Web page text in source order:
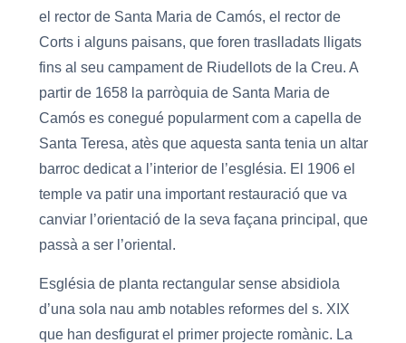
el rector de Santa Maria de Camós, el rector de
Corts i alguns paisans, que foren traslladats lligats
fins al seu campament de Riudellots de la Creu. A
partir de 1658 la parròquia de Santa Maria de
Camós es conegué popularment com a capella de
Santa Teresa, atès que aquesta santa tenia un altar
barroc dedicat a l’interior de l’església. El 1906 el
temple va patir una important restauració que va
canviar l’orientació de la seva façana principal, que
passà a ser l’oriental.
Església de planta rectangular sense absidiola
d’una sola nau amb notables reformes del s. XIX
que han desfigurat el primer projecte romànic. La